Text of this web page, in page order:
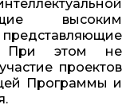
высоким
При этом не
проектов
Программы и